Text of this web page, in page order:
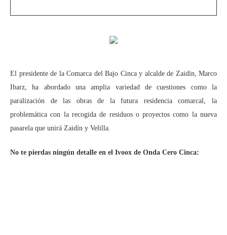
El presidente de la Comarca del Bajo Cinca y alcalde de Zaidín, Marco
Ibarz, ha abordado una amplia variedad de cuestiones como la
paralización de las obras de la futura residencia comarcal, la
problemática con la recogida de residuos o proyectos como la nueva
pasarela que unirá Zaidín y Velilla.
No te pierdas ningún detalle en el Ivoox de Onda Cero Cinca: